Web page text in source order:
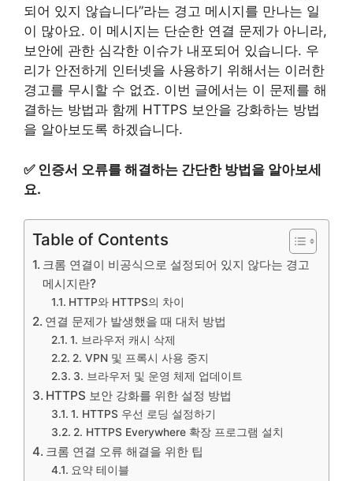
되어 있지 않습니다”라는 경고 메시지를 만나는 일
이 많아요. 이 메시지는 단순한 연결 문제가 아니라,
보안에 관한 심각한 이슈가 내포되어 있습니다. 우
리가 안전하게 인터넷을 사용하기 위해서는 이러한
경고를 무시할 수 없죠. 이번 글에서는 이 문제를 해
결하는 방법과 함께 HTTPS 보안을 강화하는 방법
을 알아보도록 하겠습니다.
✅ 인증서 오류를 해결하는 간단한 방법을 알아보세
요.
Table of Contents
크롬 연결이 비공식으로 설정되어 있지 않다는 경고
메시지란?
HTTP와 HTTPS의 차이
연결 문제가 발생했을 때 대처 방법
1. 브라우저 캐시 삭제
2. VPN 및 프록시 사용 중지
3. 브라우저 및 운영 체제 업데이트
HTTPS 보안 강화를 위한 설정 방법
1. HTTPS 우선 로딩 설정하기
2. HTTPS Everywhere 확장 프로그램 설치
크롬 연결 오류 해결을 위한 팁
요약 테이블